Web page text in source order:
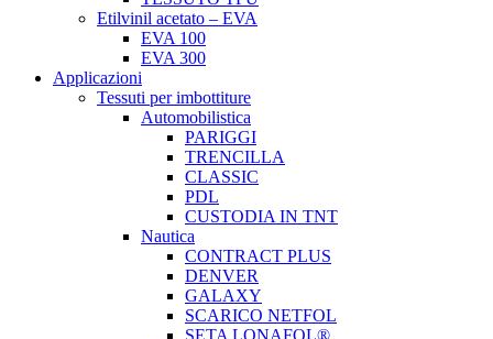
Etilvinil acetato – EVA
EVA 100
EVA 300
Applicazioni
Tessuti per imbottiture
Automobilistica
PARIGGI
TRENCILLA
CLASSIC
PDL
CUSTODIA IN TNT
Nautica
CONTRACT PLUS
DENVER
GALAXY
SCARICO NETFOL
SETA LONAFOL®